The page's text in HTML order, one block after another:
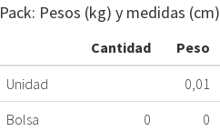
Pack: Pesos (kg) y medidas (cm)
Cantidad Peso
Unidad
0,01
Bolsa
0 0